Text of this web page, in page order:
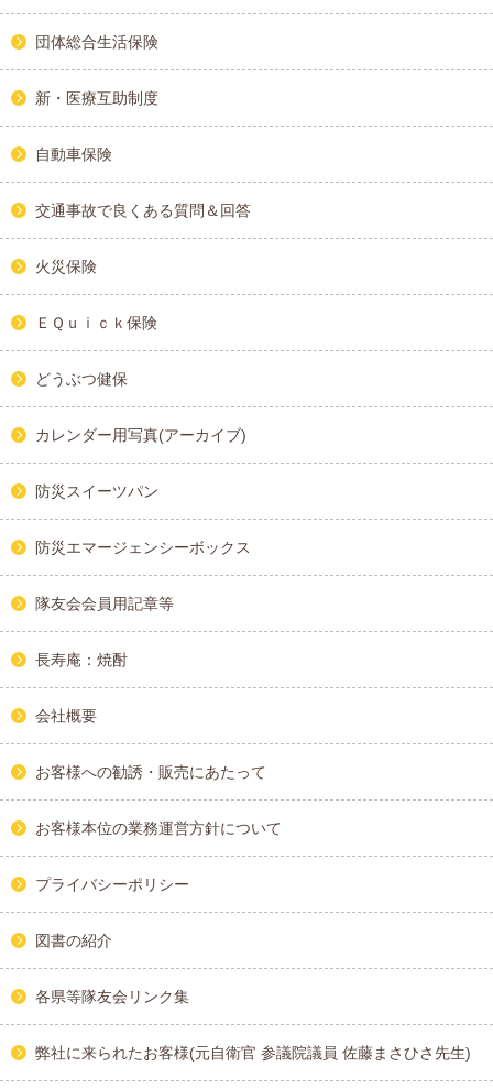
団体総合生活保険
新・医療互助制度
自動車保険
交通事故で良くある質問＆回答
火災保険
ＥＱｕｉｃｋ保険
どうぶつ健保
カレンダー用写真(アーカイブ)
防災スイーツパン
防災エマージェンシーボックス
隊友会会員用記章等
長寿庵：焼酎
会社概要
お客様への勧誘・販売にあたって
お客様本位の業務運営方針について
プライバシーポリシー
図書の紹介
各県等隊友会リンク集
弊社に来られたお客様(元自衛官 参議院議員 佐藤まさひさ先生)